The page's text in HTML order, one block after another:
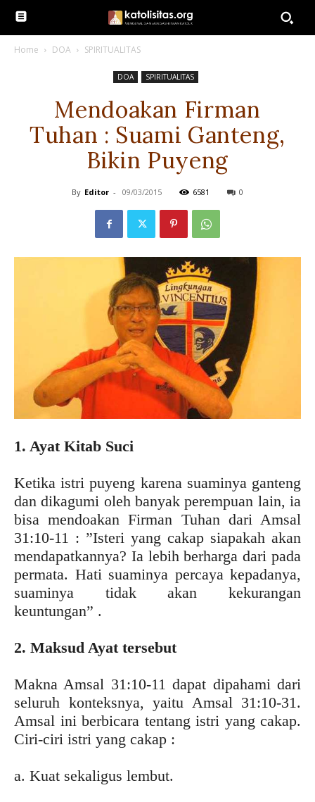
Home DOA SPIRITUALITAS
DOA SPIRITUALITAS
Mendoakan Firman
Tuhan : Suami Ganteng,
Bikin Puyeng
By Editor - 09/03/2015 6581 0
1. Ayat Kitab Suci
Ketika istri puyeng karena suaminya ganteng
dan dikagumi oleh banyak perempuan lain, ia
bisa mendoakan Firman Tuhan dari Amsal
31:10-11 : ”Isteri yang cakap siapakah akan
mendapatkannya? Ia lebih berharga dari pada
permata. Hati suaminya percaya kepadanya,
suaminya tidak akan kekurangan
keuntungan” .
2. Maksud Ayat tersebut
Makna Amsal 31:10-11 dapat dipahami dari
seluruh konteksnya, yaitu Amsal 31:10-31.
Amsal ini berbicara tentang istri yang cakap.
Ciri-ciri istri yang cakap :
a. Kuat sekaligus lembut.